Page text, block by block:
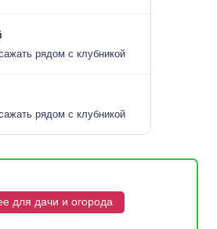
рядом с клубникой
рядом с клубникой
для дачи и огорода